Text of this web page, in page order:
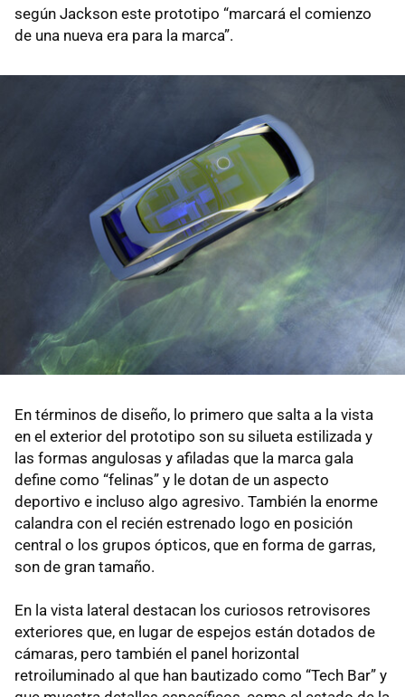
según Jackson este prototipo “marcará el comienzo
de una nueva era para la marca”.
En términos de diseño, lo primero que salta a la vista
en el exterior del prototipo son su silueta estilizada y
las formas angulosas y afiladas que la marca gala
define como “felinas” y le dotan de un aspecto
deportivo e incluso algo agresivo. También la enorme
calandra con el recién estrenado logo en posición
central o los grupos ópticos, que en forma de garras,
son de gran tamaño.
En la vista lateral destacan los curiosos retrovisores
exteriores que, en lugar de espejos están dotados de
cámaras, pero también el panel horizontal
retroiluminado al que han bautizado como “Tech Bar” y